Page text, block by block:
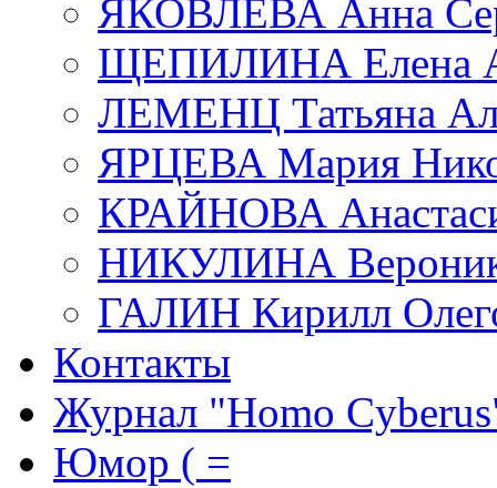
ЯКОВЛЕВА Анна
ЩЕПИЛИНА Елена
ЛЕМЕНЦ Татьяна
ЯРЦЕВА Мария
КРАЙНОВА
НИКУЛИНА
ГАЛИН Кирилл
Контакты
Журнал "Homo
Юмор ( =